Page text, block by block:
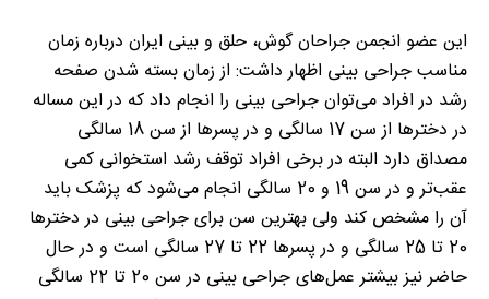
این عضو انجمن جراحان گوش، حلق و بینی ایران درباره زمان
مناسب جراحی بینی اظهار داشت: از زمان بسته شدن صفحه
رشد در افراد می‌توان جراحی بینی را انجام داد که در این مساله
در دخترها از سن 17 سالگی و در پسرها از سن 18 سالگی
مصداق دارد البته در برخی افراد توقف رشد استخوانی کمی
عقب‌تر و در سن 19 و 20 سالگی انجام می‌شود که پزشک باید
آن را مشخص کند ولی بهترین سن برای جراحی بینی در دخترها
20 تا 25 سالگی و در پسرها 22 تا 27 سالگی است و در حال
حاضر نیز بیشتر عمل‌های جراحی بینی در سن 20 تا 22 سالگی